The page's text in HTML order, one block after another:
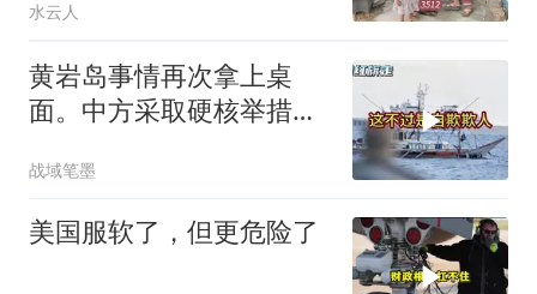
水云人
黄岩岛事情再次拿上桌
面。中方采取硬核举措，
一起来听听
战域笔墨
美国服软了，但更危险了